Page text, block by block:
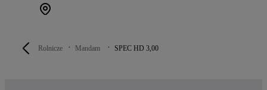
Rolnicze Mandam SPEC HD 3,00